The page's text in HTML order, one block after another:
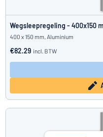
Wegsleepregeling - 400x150
400 x 150 mm, Aluminium
€82.29 incl. BTW